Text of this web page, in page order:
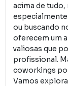
acima de
especialmente
ou buscando
oferecem um
valiosas que
profissional.
coworkings
Vamos